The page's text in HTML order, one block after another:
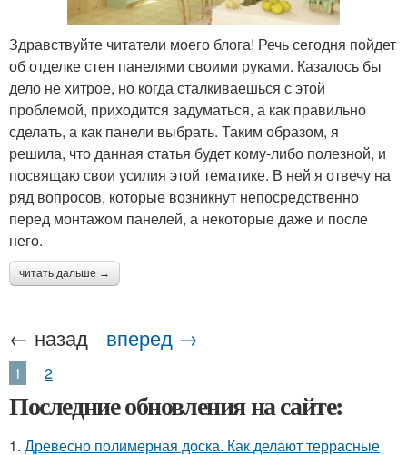
Здравствуйте читатели моего блога! Речь сегодня пойдет
об отделке стен панелями своими руками. Казалось бы
дело не хитрое, но когда сталкиваешься с этой
проблемой, приходится задуматься, а как правильно
сделать, а как панели выбрать. Таким образом, я
решила, что данная статья будет кому-либо полезной, и
посвящаю свои усилия этой тематике. В ней я отвечу на
ряд вопросов, которые возникнут непосредственно
перед монтажом панелей, а некоторые даже и после
него.
читать дальше →
← назад вперед →
1 2
Последние обновления на сайте:
1. Древесно полимерная доска. Как делают террасные